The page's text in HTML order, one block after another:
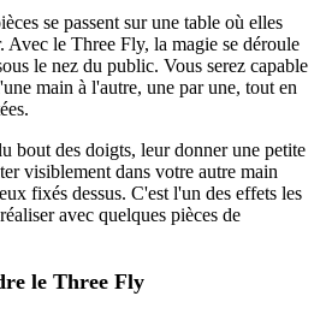
se passent sur une table où elles
le Three Fly, la magie se déroule
le nez du public. Vous serez capable
main à l'autre, une par une, tout en
bout des doigts, leur donner une petite
visiblement dans votre autre main
fixés dessus. C'est l'un des effets les
avec quelques pièces de
le Three Fly